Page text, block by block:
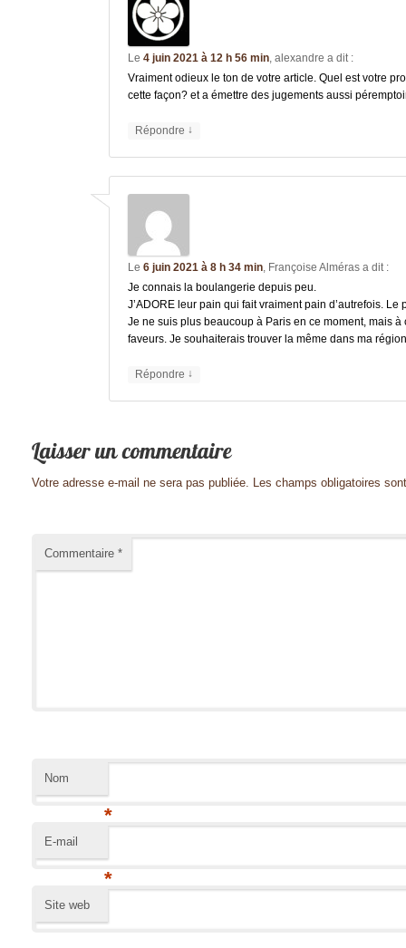
Le 4 juin 2021 à 12 h 56 min, alexandre a dit :
Vraiment odieux le ton de votre article. Quel est votre
cette façon? et a émettre des jugements aussi
Répondre ↓
Le 6 juin 2021 à 8 h 34 min, Françoise Alméras a dit :
Je connais la boulangerie depuis peu.
J’ADORE leur pain qui fait vraiment pain d’autrefois.
Je ne suis plus beaucoup à Paris en ce moment, mais
faveurs. Je souhaiterais trouver la même dans ma
Répondre ↓
Votre adresse e-mail ne sera pas publiée. Les champs obligatoires
Commentaire *
Nom
*
E-mail
*
Site web